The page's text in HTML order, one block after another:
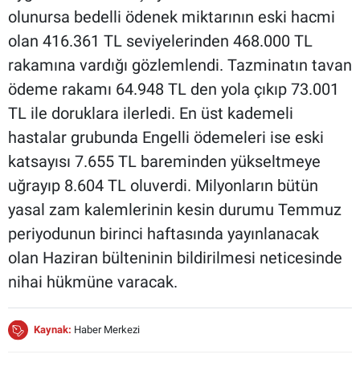
olunursa bedelli ödenek miktarının eski hacmi
olan 416.361 TL seviyelerinden 468.000 TL
rakamına vardığı gözlemlendi. Tazminatın tavan
ödeme rakamı 64.948 TL den yola çıkıp 73.001
TL ile doruklara ilerledi. En üst kademeli
hastalar grubunda Engelli ödemeleri ise eski
katsayısı 7.655 TL bareminden yükseltmeye
uğrayıp 8.604 TL oluverdi. Milyonların bütün
yasal zam kalemlerinin kesin durumu Temmuz
periyodunun birinci haftasında yayınlanacak
olan Haziran bülteninin bildirilmesi neticesinde
nihai hükmüne varacak.
Kaynak: Haber Merkezi